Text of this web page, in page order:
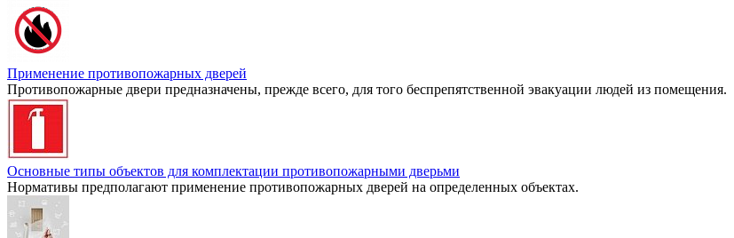
Применение противопожарных дверей
Противопожарные двери предназначены, прежде всего, для того беспрепятственной эвакуации людей из помещения.
Основные типы объектов для комплектации противопожарными дверьми
Нормативы предполагают применение противопожарных дверей на определенных объектах.